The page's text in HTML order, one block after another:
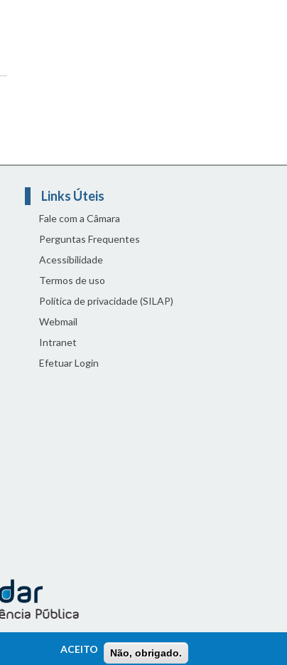
Links Úteis
Fale com a Câmara
Perguntas Frequentes
Acessibilidade
Termos de uso
Política de privacidade (SILAP)
Webmail
Intranet
Efetuar Login
ACEITO Não, obrigado.